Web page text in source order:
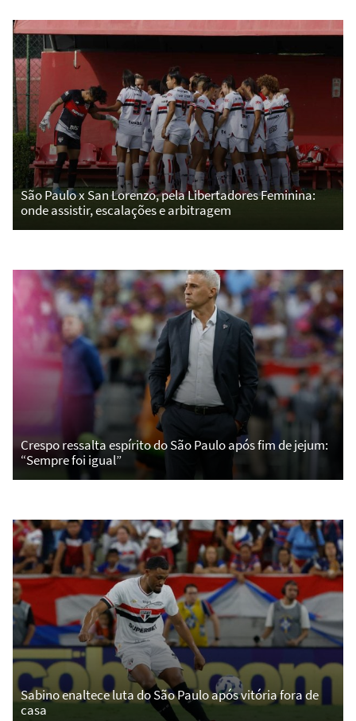
São Paulo x San Lorenzo, pela Libertadores Feminina:
onde assistir, escalações e arbitragem
Crespo ressalta espírito do São Paulo após fim de jejum:
“Sempre foi igual”
Sabino enaltece luta do São Paulo após vitória fora de
casa